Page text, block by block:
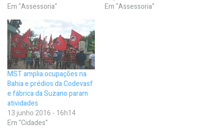
Em "Assessoria"
Em "Assessoria"
MST amplia ocupações na
Bahia e prédios da Codevasf
e fábrica da Suzano param
atividades
13 junho 2016 - 16h14
Em "Cidades"